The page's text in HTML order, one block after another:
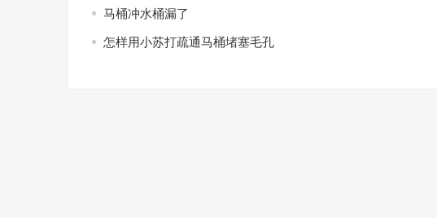
马桶冲水桶漏了
怎样用小苏打疏通马桶堵塞毛孔